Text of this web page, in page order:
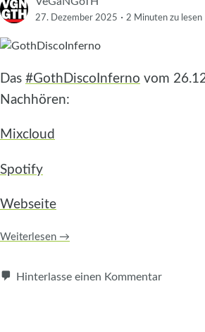
27. Dezember 2025 · 2 Minuten zu lesen
Das #GothDiscoInferno vom
Nachhören:
Mixcloud
Spotify
Webseite
Weiterlesen →
Hinterlasse einen Kommentar